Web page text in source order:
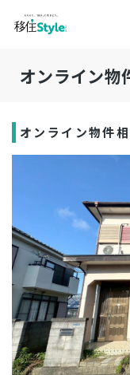
オンライン物
オンライン物件